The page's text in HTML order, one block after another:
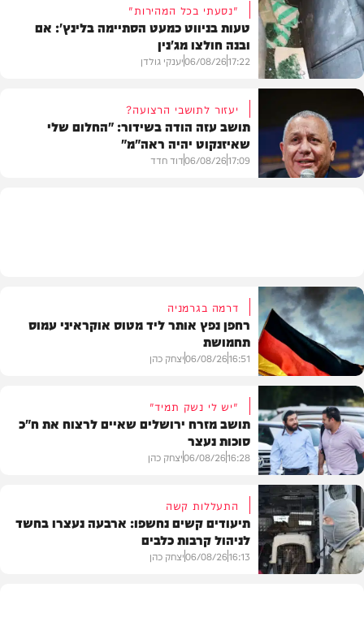
צבא וביטחון
צבא וביטחון
"נסעתי בכל המהירות"
טעות בניווט כמעט הסתיימה בלינץ': אם
ובנה חולצו מג'נין
17:22
06/08/26יענקי גולדן
יעזור לתושבי הרצועה?
תושב עזה הודה בשידור: "החלום שלי
שאיזנקוט יהיה ראה"מ"
17:09
06/08/26דוד חדד
בעולם
דרמה בגרמניה
רחפן נפץ אותר ליד מטוס אוקראיני עמוס
תחמושת
16:51
06/08/26יצחק כהן
משטרה
"יש לי נשק תמיד"
תושב מזרח ירושלים שאיים לרצוח את ח"כ
סוכות נעצר
16:28
06/08/26יצחק כהן
התעללות קשה
תיעודים קשים נחשפו: ארבעה נעצרו בחשד
לניהול קרבות כלבים
16:13
06/08/26יצחק כהן